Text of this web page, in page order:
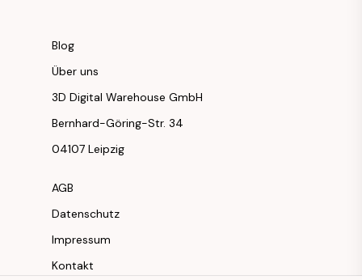
Blog
Über uns
3D Digital Warehouse GmbH
Bernhard-Göring-Str. 34
04107 Leipzig
AGB
Datenschutz
Impressum
Kontakt